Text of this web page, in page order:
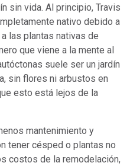
sin vida. Al principio, Travis
nativo debido a
las plantas nativas de
que viene a la mente al
suele ser un jardín
sin flores ni arbustos en
esto está lejos de la
mantenimiento y
tener césped o plantas no
costos de la remodelación,